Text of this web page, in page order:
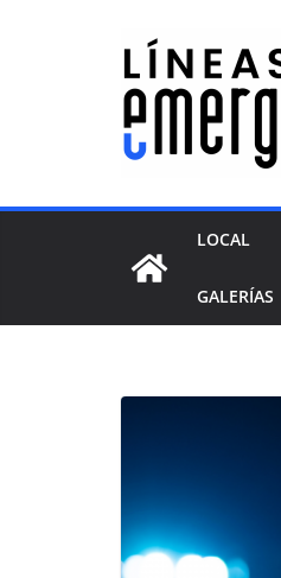
LOCAL
GALERÍAS